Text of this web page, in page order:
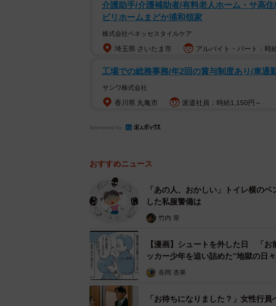
なるわけですから。当然この報道によって、北海道
いずれにしても、少年であっても、自らが犯した
ん。それが、法であり、その法が私たちを守ってい
害生徒のこれからの人生のためにも、きちんと償わ
ないい加減な対応をしたからこそ、二次被害、つま
か。また、そんなことはないと信じたいのですが、
為とみられてもしょうがありません。
きちんと罪を償わせてください。もし、加害生徒が
「特定少年」として裁かれ前科が付くことになりま
によって家庭裁判所に送られ、その罪を償うことに
は償わなくてはなりません。
また、被害者の女子生徒については、速やかにそ
しい。一番傷いているのは、この少女なのですから
その上で、全国大会への出場について、学内と関
介護助手/介護補助者/有料老人ホーム・サ高
ビリホームまどか浦和領家
株式会社ベネッセスタイルケア
埼玉県 さいたま市 アルバイト・パート：時
工場での総務事務/年2回の賞与制度あり/車通
サンワ株式会社
香川県 丸亀市 派遣社員：時給1,150円～
Sponsored by
おすすめニュース
「あの人、おかしい」トイレ横の
した私服警備は
竹内 章
【漫画】シュートを外した日 「
ッカー少年を追い詰めた“地獄の日
長岡 杏果
「お待ちになりました？」女性行